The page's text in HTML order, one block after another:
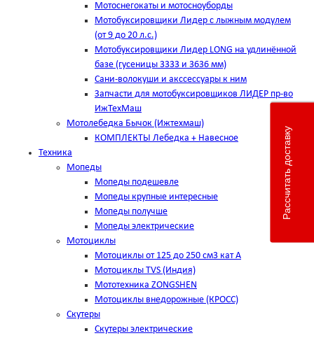
Мотоснегокаты и мотосноуборды
Мотобуксировщики Лидер с лыжным модулем
(от 9 до 20 л.с.)
Мотобуксировщики Лидер LONG на удлинённой
базе (гусеницы 3333 и 3636 мм)
Сани-волокуши и акссессуары к ним
Запчасти для мотобуксировщиков ЛИДЕР пр-во
ИжТехМаш
Мотолебедка Бычок (Ижтехмаш)
КОМПЛЕКТЫ Лебедка + Навесное
Техника
Мопеды
Мопеды подешевле
Мопеды крупные интересные
Мопеды получше
Мопеды электрические
Мотоциклы
Мотоциклы от 125 до 250 см3 кат А
Мотоциклы TVS (Индия)
Мототехника ZONGSHEN
Мотоциклы внедорожные (КРОСС)
Скутеры
Скутеры электрические
Рассчитать доставку